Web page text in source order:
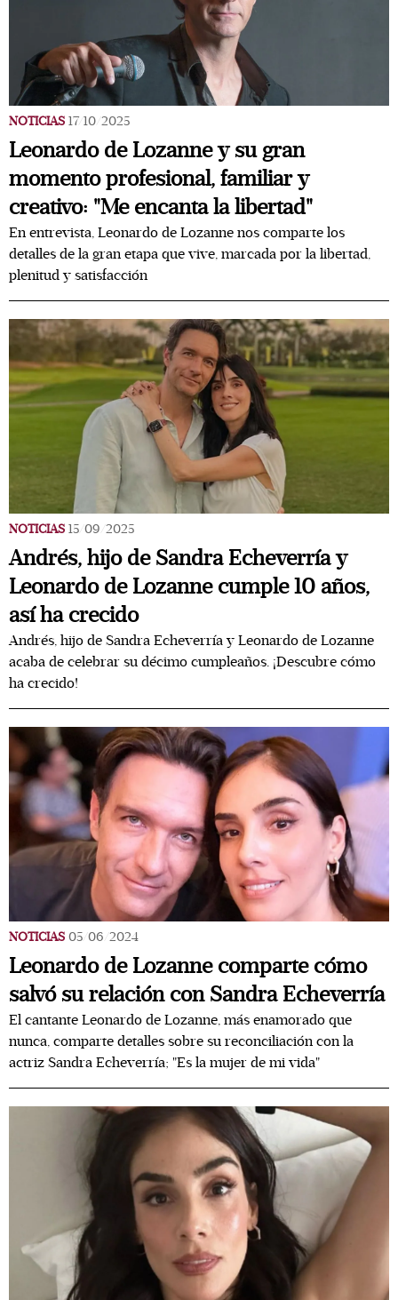
NOTICIAS 17/10/2025
Leonardo de Lozanne y su gran
momento profesional, familiar y
creativo: "Me encanta la libertad"
En entrevista, Leonardo de Lozanne nos comparte los
detalles de la gran etapa que vive, marcada por la libertad,
plenitud y satisfacción
NOTICIAS 15/09/2025
Andrés, hijo de Sandra Echeverría y
Leonardo de Lozanne cumple 10 años,
así ha crecido
Andrés, hijo de Sandra Echeverría y Leonardo de Lozanne
acaba de celebrar su décimo cumpleaños. ¡Descubre cómo
ha crecido!
NOTICIAS 05/06/2024
Leonardo de Lozanne comparte cómo
salvó su relación con Sandra Echeverría
El cantante Leonardo de Lozanne, más enamorado que
nunca, comparte detalles sobre su reconciliación con la
actriz Sandra Echeverría; "Es la mujer de mi vida"